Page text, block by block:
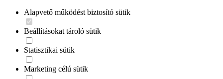
Alapvető működést biztosító sütik
Beállításokat tároló sütik
Statisztikai sütik
Marketing célú sütik